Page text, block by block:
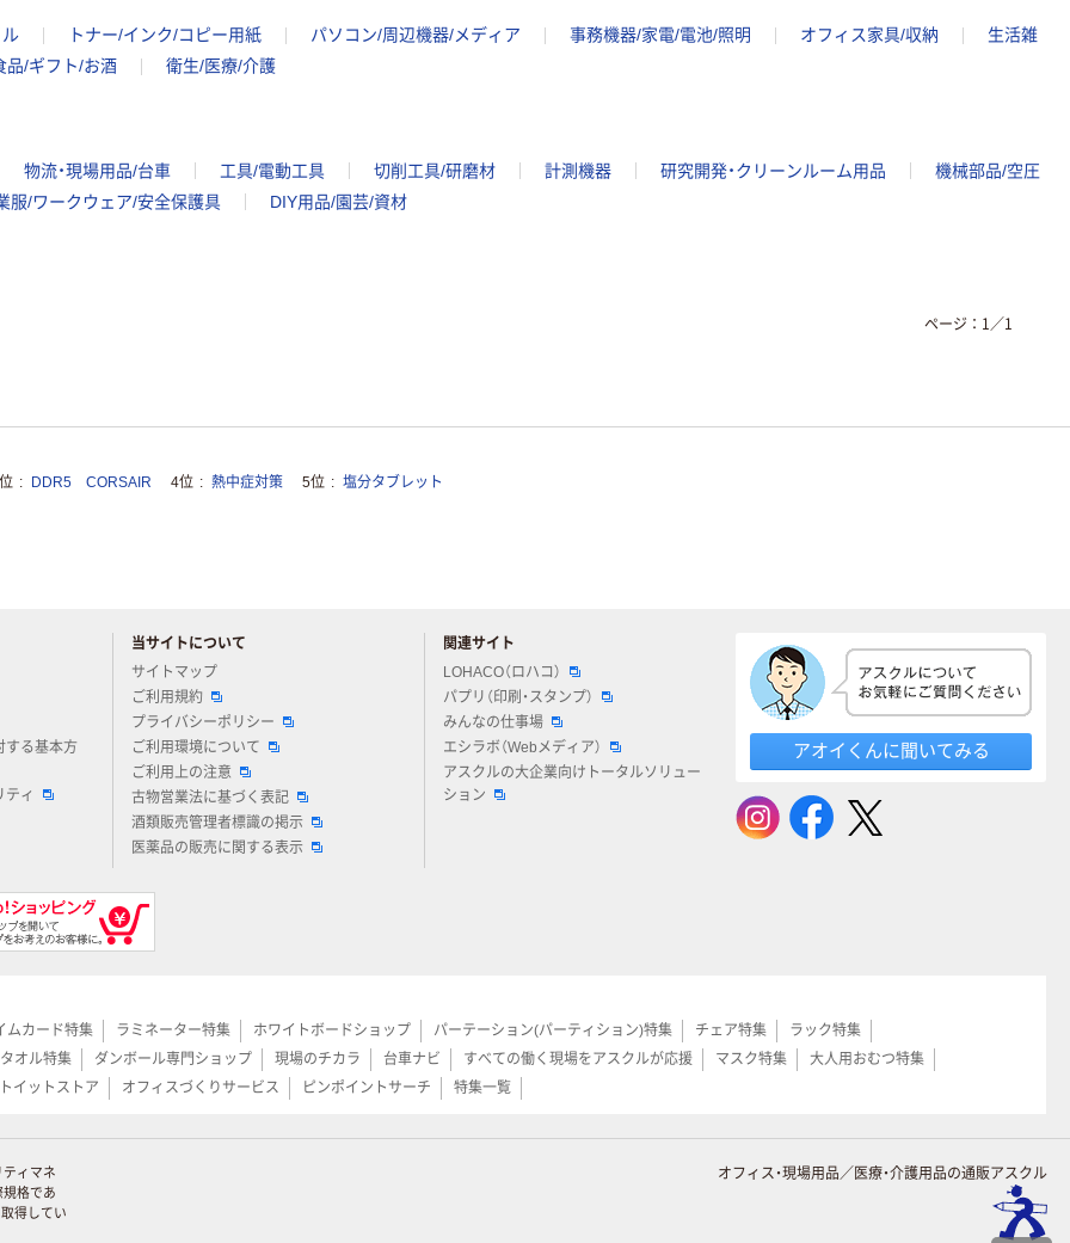
トナー/インク/コピー用紙 パソコン/周辺機器/メディア 事務機器/家電/電池/照明 オフィス家具/収納
生活雑
品/ギフト/お酒
衛生/医療/介護
物流・現場用品/台車 工具/電動工具 切削工具/研磨材 計測機器 研究開発・クリーンルーム用品
機械部品/空圧
服/ワークウェア/安全保護具
DIY用品/園芸/資材
ページ： 1 ／1
DDR5 CORSAIR 4位 熱中症対策 5位 塩分タブレット
する基本方
ティ
当サイトについて
サイトマップ
ご利用規約
プライバシーポリシー
ご利用環境について
ご利用上の注意
古物営業法に基づく表記
酒類販売管理者標識の掲示
医薬品の販売に関する表示
関連サイト
LOHACO（ロハコ）
パプリ（印刷・スタンプ）
みんなの仕事場
エシラボ（Webメディア）
アスクルの大企業向けトータルソリュー
ション
アオイくんに聞いてみる
ムカード特集 ラミネーター特集 ホワイトボードショップ パーテーション(パーティション)特集 チェア特集
ラック特集
タオル特集
ダンボール専門ショップ 現場のチカラ 台車ナビ すべての働く現場をアスクルが応援 マスク特集
大人用おむつ特集
イットストア
オフィスづくりサービス ピンポイントサーチ 特集一覧
ィマネ
格であ
取得してい
オフィス・現場用品／医療・介護用品の通販アスクル